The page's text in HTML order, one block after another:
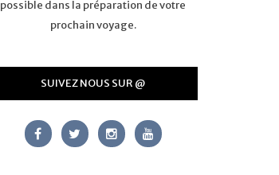
possible dans la préparation de votre
prochain voyage.
SUIVEZ NOUS SUR @